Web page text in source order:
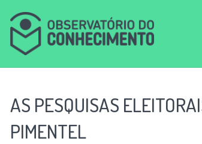
AS PESQUISAS
PIMENTEL